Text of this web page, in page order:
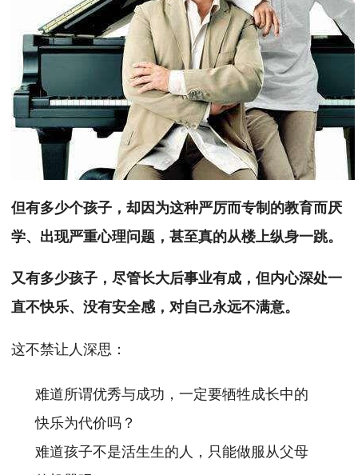
但有多少个孩子，却因为这种严厉而专制的教育而厌
学、出现严重心理问题，甚至真的从楼上纵身一跳。
又有多少孩子，尽管长大后事业有成，但内心深处一
直不快乐、没有安全感，对自己永远不满意。
这不禁让人深思：
难道所谓优秀与成功，一定要牺牲成长中的
快乐为代价吗？
难道孩子不是活生生的人，只能做服从父母